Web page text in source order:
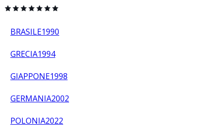
BRASILE1990
GRECIA1994
GIAPPONE1998
GERMANIA2002
POLONIA2022